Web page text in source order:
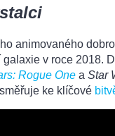
animovaného
v roce 2018.
Rogue One a Star
ke klíčové